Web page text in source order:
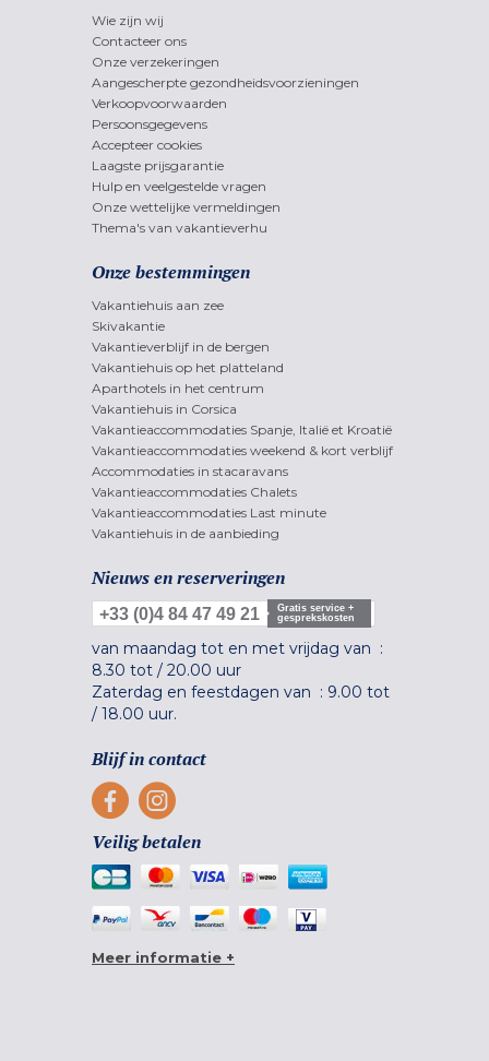
Wie zijn wij
Contacteer ons
Onze verzekeringen
Aangescherpte gezondheidsvoorzieningen
Verkoopvoorwaarden
Persoonsgegevens
Accepteer cookies
Laagste prijsgarantie
Hulp en veelgestelde vragen
Onze wettelijke vermeldingen
Thema's van vakantieverhu
Onze bestemmingen
Vakantiehuis aan zee
Skivakantie
Vakantieverblijf in de bergen
Vakantiehuis op het platteland
Aparthotels in het centrum
Vakantiehuis in Corsica
Vakantieaccommodaties Spanje, Italië et Kroatië
Vakantieaccommodaties weekend & kort verblijf
Accommodaties in stacaravans
Vakantieaccommodaties Chalets
Vakantieaccommodaties Last minute
Vakantiehuis in de aanbieding
Nieuws en reserveringen
+33 (0)4 84 47 49 21
Gratis service +
gesprekskosten
van maandag tot en met vrijdag van :
8.30 tot / 20.00 uur
Zaterdag en feestdagen van : 9.00 tot
/ 18.00 uur.
Blijf in contact
Veilig betalen
Meer informatie +